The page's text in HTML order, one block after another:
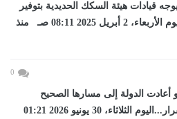
قيادات هيئة السكك الحديدية بتوفير
أماكن في رحلات...اليوم الأربعاء، 2 أبريل 2025 08:11 صـ منذ
0
ثورة 30 يونيو أعادت الدولة إلى مسارها الصحيح
ورسخت دعائم الاستقرار...اليوم الثلاثاء، 30 يونيو 2026 01:21